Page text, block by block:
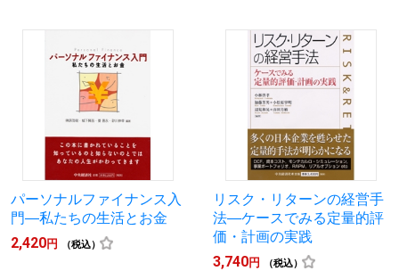
パーソナルファイナンス入
門―私たちの生活とお金
2,420円 （税込）
リスク・リターンの経営手
法―ケースでみる定量的評
価・計画の実践
3,740円 （税込）